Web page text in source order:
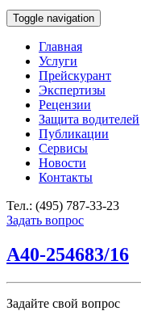
Toggle navigation
Главная
Услуги
Прейскурант
Экспертизы
Рецензии
Защита водителей
Публикации
Сервисы
Новости
Контакты
Тел.: (495) 787-33-23
Задать вопрос
А40-254683/16
Задайте свой вопрос